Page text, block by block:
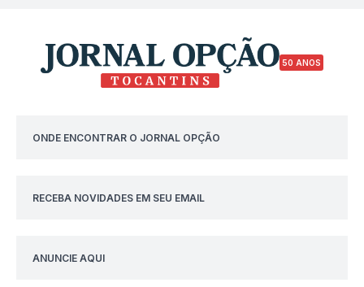
50 ANOS
ONDE ENCONTRAR O JORNAL OPÇÃO
RECEBA NOVIDADES EM SEU EMAIL
ANUNCIE AQUI